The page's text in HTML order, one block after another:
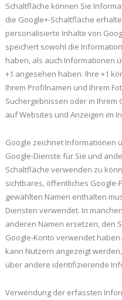
Schaltfläche können Sie
die Google+-Schaltfläche
personalisierte Inhalte von
speichert sowohl die
haben, als auch Informationen
+1 angesehen haben. Ihre +1
Ihrem Profilnamen und Ihrem
Suchergebnissen oder in Ihrem
auf Websites und Anzeigen im
Google zeichnet Informationen
Google-Dienste für Sie und
Schaltfläche verwenden zu
sichtbares, öffentliches
gewählten Namen enthalten
Diensten verwendet. In
anderen Namen ersetzen, den
Google-Konto verwendet
kann Nutzern angezeigt
über andere identifizierende
Verwendung der erfassten